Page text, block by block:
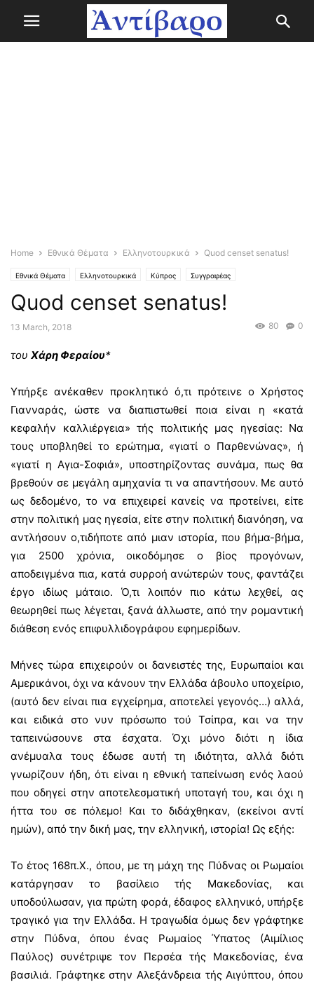
Home Εθνικά Θέματα Ελληνοτουρκικά Quod censet senatus!
Εθνικά Θέματα Ελληνοτουρκικά Κύπρος Συγγραφέας
Χάρης Φεραίος
Quod censet senatus!
13 March, 2018 0
80
του Χάρη Φεραίου*
Υπήρξε ανέκαθεν προκλητικό ό,τι πρότεινε ο Χρήστος
Γιανναράς, ώστε να διαπιστωθεί ποια είναι η «κατά
κεφαλήν καλλιέργεια» τής πολιτικής μας ηγεσίας: Να
τους υποβληθεί το ερώτημα, «γιατί ο Παρθενώνας», ή
«γιατί η Αγια-Σοφιά», υποστηρίζοντας συνάμα, πως θα
βρεθούν σε μεγάλη αμηχανία τι να απαντήσουν. Με αυτό
ως δεδομένο, το να επιχειρεί κανείς να προτείνει, είτε
στην πολιτική μας ηγεσία, είτε στην πολιτική διανόηση, να
αντλήσουν ο,τιδήποτε από μιαν ιστορία, που βήμα-βήμα,
για 2500 χρόνια, οικοδόμησε ο βίος προγόνων,
αποδειγμένα πια, κατά συρροή ανώτερών τους, φαντάζει
έργο ιδίως μάταιο. Ό,τι λοιπόν πιο κάτω λεχθεί, ας
θεωρηθεί πως λέγεται, ξανά άλλωστε, από την ρομαντική
διάθεση ενός επιφυλλιδογράφου εφημερίδων.
Μήνες τώρα επιχειρούν οι δανειστές της, Ευρωπαίοι και
Αμερικάνοι, όχι να κάνουν την Ελλάδα άβουλο υποχείριο,
(αυτό δεν είναι πια εγχείρημα, αποτελεί γεγονός…) αλλά,
και ειδικά στο νυν πρόσωπο τού Τσίπρα, και να την
ταπεινώσουνε στα έσχατα. Όχι μόνο διότι η ίδια
ανέμυαλα τους έδωσε αυτή τη ιδιότητα, αλλά διότι
γνωρίζουν ήδη, ότι είναι η εθνική ταπείνωση ενός λαού
που οδηγεί στην αποτελεσματική υποταγή του, και όχι η
ήττα του σε πόλεμο! Και το διδάχθηκαν, (εκείνοι αντί
ημών), από την δική μας, την ελληνική, ιστορία! Ως εξής:
Το έτος 168π.Χ., όπου, με τη μάχη της Πύδνας οι Ρωμαίοι
κατάργησαν το βασίλειο τής Μακεδονίας, και
υποδούλωσαν, για πρώτη φορά, έδαφος ελληνικό, υπήρξε
τραγικό για την Ελλάδα. Η τραγωδία όμως δεν γράφτηκε
στην Πύδνα, όπου ένας Ρωμαίος Ύπατος (Αιμίλιος
Παύλος) συνέτριψε τον Περσέα τής Μακεδονίας, ένα
βασιλιά. Γράφτηκε στην Αλεξάνδρεια τής Αιγύπτου, όπου